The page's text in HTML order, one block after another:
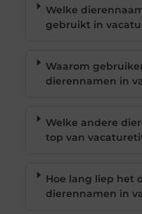
Welke
gebruikt in
Waarom
dierennamen in
Welke andere
top van
Hoe lang liep het
dierennamen in